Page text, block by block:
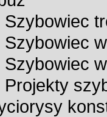
Szybowiec
Szybowiec
Szybowiec
Projekty